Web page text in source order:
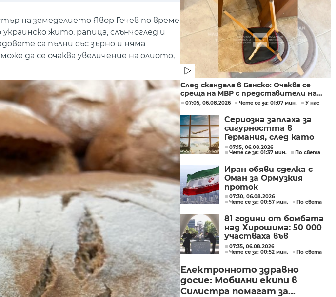
на земеделието Явор Гечев по време
жито, рапица, слънчоглед и
са пълни със зърно и няма
да се очаква увеличение на олиото,
След скандала в Банско: Очаква се
среща на МВР с представители на...
07:05, 06.08.2026 Чете се за: 01:07 мин. У нас
Сериозна заплаха за
сигурността в
Германия, след като
дрон беше намерен на
летището в Лайпциг
07:15, 06.08.2026
Чете се за: 01:37 мин.
По света
Иран обяви сделка с
Оман за Ормузкия
проток
07:30, 06.08.2026
Чете се за: 00:57 мин.
По света
81 години от бомбата
над Хирошима: 50 000
участваха във
възпоменателните
церемонии
07:35, 06.08.2026
Чете се за: 00:52 мин.
По света
Електронното здравно
досие: Мобилни екипи в
Силистра помагат за...